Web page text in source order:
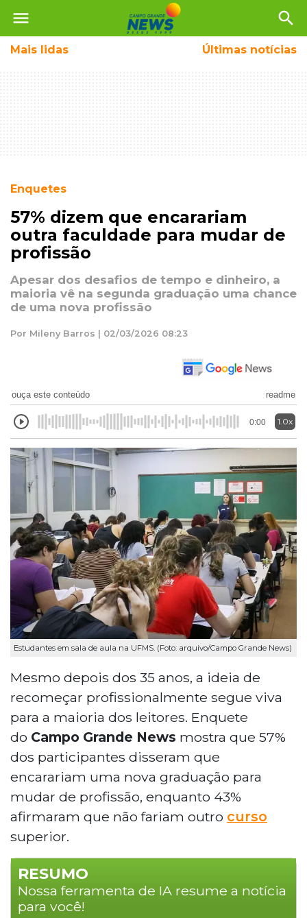
menu search
Mais lidas Últimas notícias
Enquetes
57% dizem que encarariam
outra faculdade para mudar de
profissão
Apesar dos desafios de tempo e dinheiro, a
maioria vê na segunda graduação uma chance
de uma nova profissão
Por Mileny Barros | 02/03/2026 08:23
ouça este conteúdo readme
0:00 1.0x
Estudantes em sala de aula na UFMS. (Foto: arquivo/Campo Grande News)
Mesmo depois dos 35 anos, a ideia de
recomeçar profissionalmente segue viva
para a maioria dos leitores. Enquete
do Campo Grande News mostra que 57%
dos participantes disseram que
encarariam uma nova graduação para
mudar de profissão, enquanto 43%
afirmaram que não fariam outro curso
superior.
RESUMO
Nossa ferramenta de IA resume a notícia
para você!